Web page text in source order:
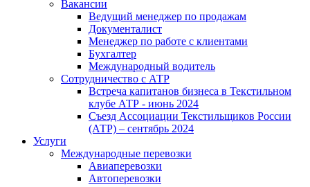
Вакансии
Ведущий менеджер по продажам
Документалист
Менеджер по работе с клиентами
Бухгалтер
Международный водитель
Сотрудничество с АТР
Встреча капитанов бизнеса в Текстильном
клубе АТР - июнь 2024
Съезд Ассоциации Текстильщиков России
(АТР) – сентябрь 2024
Услуги
Международные перевозки
Авиаперевозки
Автоперевозки